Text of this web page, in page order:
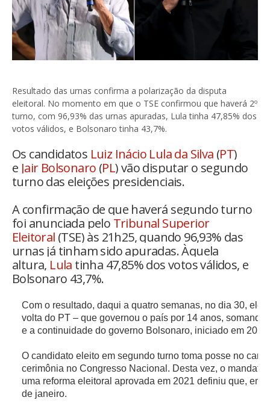
Resultado das urnas confirma a polarização da disputa
eleitoral. No momento em que o TSE confirmou que haverá 2º
turno, com 96,93% das urnas apuradas, Lula tinha 47,85% dos
votos válidos, e Bolsonaro tinha 43,7%.
Os candidatos Luiz Inácio Lula da Silva (PT)
e Jair Bolsonaro (PL) vão disputar o segundo
turno das eleições presidenciais.
A confirmação de que haverá segundo turno
foi anunciada pelo Tribunal Superior
Eleitoral (TSE) às 21h25, quando 96,93% das
urnas já tinham sido apuradas. Àquela
altura, Lula tinha 47,85% dos votos válidos, e
Bolsonaro 43,7%.
Com o resultado, daqui a quatro semanas, no dia 30,
volta do PT – que governou o país por 14 anos,
e a continuidade do governo Bolsonaro, iniciado em 2018.
O candidato eleito em segundo turno toma posse no
cerimônia no Congresso Nacional. Desta vez, o
uma reforma eleitoral aprovada em 2021 definiu que, em
de janeiro.